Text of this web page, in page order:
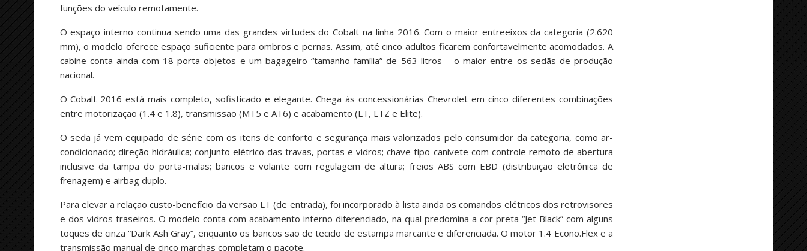
funções do veículo remotamente.
O espaço interno continua sendo uma das grandes virtudes do Cobalt na linha 2016. Com o maior entreeixos da categoria (2.620
mm), o modelo oferece espaço suficiente para ombros e pernas. Assim, até cinco adultos ficarem confortavelmente acomodados. A
cabine conta ainda com 18 porta-objetos e um bagageiro “tamanho família” de 563 litros – o maior entre os sedãs de produção
nacional.
O Cobalt 2016 está mais completo, sofisticado e elegante. Chega às concessionárias Chevrolet em cinco diferentes combinações
entre motorização (1.4 e 1.8), transmissão (MT5 e AT6) e acabamento (LT, LTZ e Elite).
O sedã já vem equipado de série com os itens de conforto e segurança mais valorizados pelo consumidor da categoria, como ar-
condicionado; direção hidráulica; conjunto elétrico das travas, portas e vidros; chave tipo canivete com controle remoto de abertura
inclusive da tampa do porta-malas; bancos e volante com regulagem de altura; freios ABS com EBD (distribuição eletrônica de
frenagem) e airbag duplo.
Para elevar a relação custo-benefício da versão LT (de entrada), foi incorporado à lista ainda os comandos elétricos dos retrovisores
e dos vidros traseiros. O modelo conta com acabamento interno diferenciado, na qual predomina a cor preta “Jet Black” com alguns
toques de cinza “Dark Ash Gray”, enquanto os bancos são de tecido de estampa marcante e diferenciada. O motor 1.4 Econo.Flex e a
transmissão manual de cinco marchas completam o pacote.